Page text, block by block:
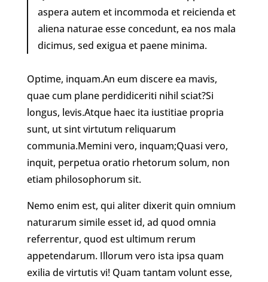
aspera autem et incommoda et reicienda et
aliena naturae esse concedunt, ea nos mala
dicimus, sed exigua et paene minima.
Optime, inquam.An eum discere ea mavis,
quae cum plane perdidiceriti nihil sciat?Si
longus, levis.Atque haec ita iustitiae propria
sunt, ut sint virtutum reliquarum
communia.Memini vero, inquam;Quasi vero,
inquit, perpetua oratio rhetorum solum, non
etiam philosophorum sit.
Nemo enim est, qui aliter dixerit quin omnium
naturarum simile esset id, ad quod omnia
referrentur, quod est ultimum rerum
appetendarum. Illorum vero ista ipsa quam
exilia de virtutis vi! Quam tantam volunt esse,